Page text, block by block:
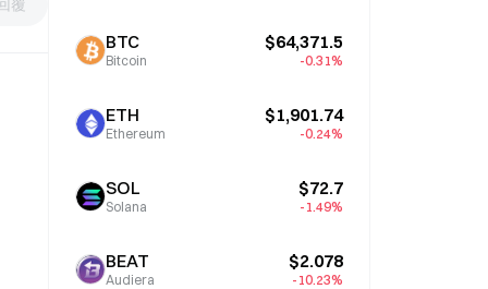
BTC
Bitcoin
$64,371.5
-0.31%
ETH
Ethereum
$1,901.74
-0.24%
SOL
Solana
$72.7
-1.49%
BEAT
Audiera
$2.078
-10.23%